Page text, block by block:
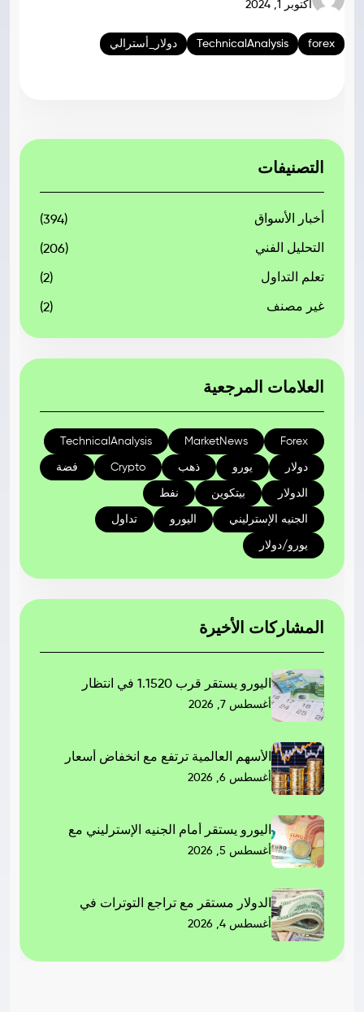
أكتوبر 1, 2024
forex
TechnicalAnalysis دولار_أسترالي
التصنيفات
أخبار الأسواق (394)
التحليل الفني (206)
تعلم التداول (2)
غير مصنف (2)
العلامات المرجعية
Forex
MarketNews
TechnicalAnalysis
دولار يورو ذهب Crypto فضة
الدولار بيتكوين نفط
الجنيه الإسترليني اليورو تداول
يورو/دولار
المشاركات الأخيرة
اليورو يستقر قرب 1.1520 في انتظار
أغسطس 7, 2026
الأسهم العالمية ترتفع مع انخفاض أسعار
أغسطس 6, 2026
اليورو يستقر أمام الجنيه الإسترليني مع
أغسطس 5, 2026
الدولار مستقر مع تراجع التوترات في
أغسطس 4, 2026